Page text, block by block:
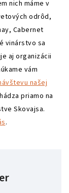
nich máme v
odrôd,
Cabernet
vinárstvo sa
aj organizácii
vám
našej
priamo na
Skovajsa.
.